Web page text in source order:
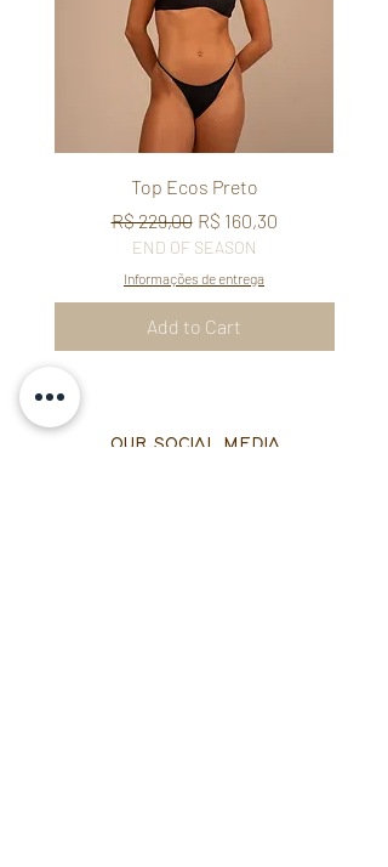
Top Ecos Preto
Regular Price
R$ 229,00 Sale Price
R$ 160,30
END OF SEASON
Informações de entrega
Add to Cart
OUR SOCIAL MEDIA